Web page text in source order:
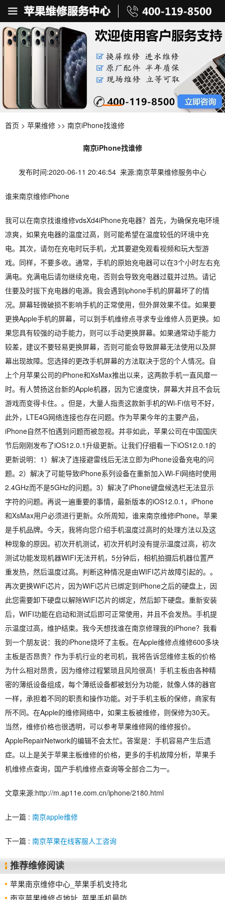
首页 > 苹果维修 >> 南京iPhone找谁修
南京iPhone找谁修
发布时间:2020-06-11 20:46:54 来源:南京苹果维修服务中心
谁来南京维修iPhone
我可以在南京找谁维修vdsXd4iPhone充电器？首先，为确保充电环境
凉爽，如果充电器的温度过高，则可能希望在温度较低的环境中充
电。其次，请勿在充电时玩手机，尤其要避免观看视频和玩大型游
戏。同样，不要多收。通常，手机的原始充电器可以在3个小时左右充
满电。充满电后请勿继续充电，否则会导致充电器过载并过热。请记
住要及时拔下充电器的电源。我会遇到iphone手机的屏幕坏了的情
况。屏幕轻微破损不影响手机的正常使用，但外屏效果不佳。如果要
更换Apple手机的屏幕，可以到手机维修点寻求专业维修人员更换。如
果您具有较强的动手能力，则可以手动更换屏幕。如果通常动手能力
较差，建议不要轻易更换屏幕，否则可能会导致屏幕无法使用以及屏
幕出现故障。您选择的更改手机屏幕的方法取决于您的个人情况。自
上个月苹果公司的iPhone和XsMax推出以来，这两款手机一直风靡一
时。有人赞扬这台新的Apple机器，因为它速度快，屏幕大并且不会玩
游戏而变得卡住。。但是，大量人指责这款新手机的Wi-Fi信号不好，
此外，LTE4G网络连接也存在问题。作为苹果今年的主要产品，
iPhone自然不怕遇到问题而被忽视。并非如此，苹果公司在中国国庆
节后刚刚发布了iOS12.0.1升级更新。让我们仔细看一下iOS12.0.1的
更新说明：1）解决了连接避雷线后无法立即为iPhone设备充电的问
题。2）解决了可能导致iPhone系列设备在重新加入Wi-Fi网络时使用
2.4GHz而不是5GHz的问题。3）解决了iPhone键盘候选栏无法显示
字符的问题。再说一遍重要的事情，最新版本的iOS12.0.1，iPhone
和XsMax用户必须进行更新。众所周知，谁来南京维修iPhone。苹果
是手机品牌。今天，我将向您介绍手机温度过高时的处理方法以及这
种现象的原因。初次开机测试，初次开机时没有提示温度过高，初次
测试功能发现机器WIFI无法开机，5分钟后，相机拍摄后机器位置严
重发热，然后温度过高。判断这种情况是由WIFI芯片故障引起的。。
再次更换WiFi芯片，因为WiFi芯片已绑定到iPhone之后的硬盘上，因
此您需要卸下硬盘以解除WIFI芯片的绑定，然后卸下硬盘。重新安装
后，WIFI功能在启动和测试后即可正常使用，并且不会发热。手机提
示温度过高，维护结束。我今天想找谁在南京修理我的iPhone？我看
到一个朋友说：我的iPhone烧坏了主板。在Apple维修点维修600多块
主板是否昂贵？作为手机行业的老司机，我将告诉您维修主板的价格
为什么相对昂贵，因为维修过程繁琐且风险很高！手机主板由各种精
密的薄纸设备组成，每个薄纸设备都被划分为功能，就像人体的器官
一样，承担着不同的职责和操作功能。对于手机主板的保修，商家有
所不同。在Apple的维修网络中，如果主板被维修，则保修为30天。
当然，维修价格也很透明，可以参考苹果维修网的维修报价。
AppleRepairNetwork的编辑不会太忙。答案是：手机容易产生后遗
症。以上是关于苹果主板维修的价格，更多的手机故障分析，苹果手
机维修点查询，国产手机维修点查询等全部合二为一。
文章来源:http://m.ap11e.com.cn/iphone/2180.html
上一篇 : 南京apple维修
下一篇 : 南京苹果在线客服人工咨询
推荐维修阅读
苹果南京维修中心_苹果手机支持北
南京苹果维修点地址_苹果手机最防